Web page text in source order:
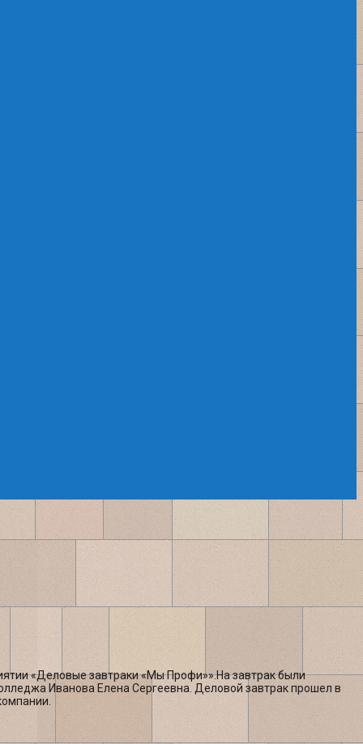
«Деловые завтраки «Мы Профи»».На завтрак были
Иванова Елена Сергеевна. Деловой завтрак прошел в